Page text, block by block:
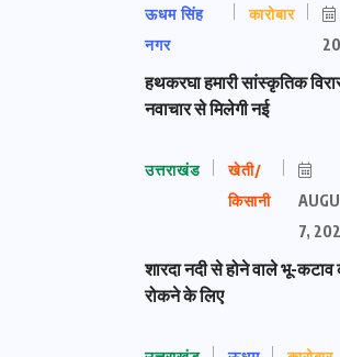
ऊधम सिंह
नगर
कारोबार
हथकरघा हमारी सांस्कृतिक
नवाचार से मिलेगी नई
उत्तराखंड
खेती/
किसानी
7,
शारदा नदी से होने वाले भू-कटाव
रोकने के लिए